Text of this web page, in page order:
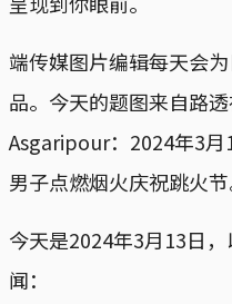
端传媒图片编辑每天会
品。今天的题图来自路
Asgaripour：2024年3月
男子点燃烟火庆祝跳火节
今天是2024年3月13日
闻：